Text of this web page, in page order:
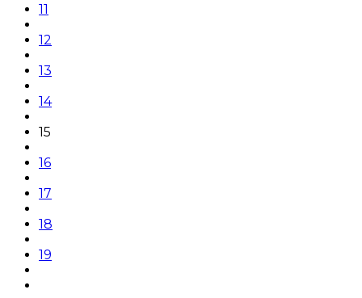
11
12
13
14
15
16
17
18
19